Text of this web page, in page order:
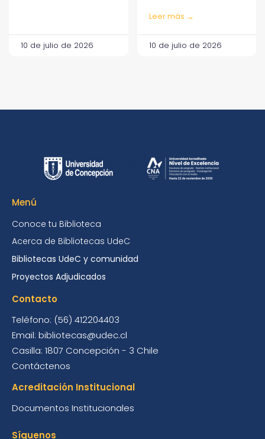
10 de julio de 2026
Leer más →
10 de julio de 2026
Menú
Conoce tu Biblioteca
Acerca de Bibliotecas UdeC
Bibliotecas UdeC y comunidad
Proyectos Adjudicados
Contacto
Teléfono: (56) 412204403
Email: bibliotecas@udec.cl
Casilla: 1807 Concepción - 3 Chile
Contáctenos
Acreditación Institucional
Documentos Institucionales
Síguenos